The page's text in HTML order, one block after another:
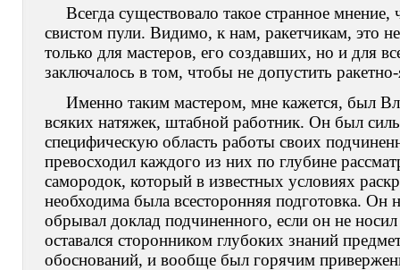
Всегда существовало такое странное
свистом пули. Видимо, к нам, ракетчикам, это
только для мастеров, его создавших, но и для
заключалось в том, чтобы не допустить
Именно таким мастером, мне кажется, был
всяких натяжек, штабной работник. Он был
специфическую область работы своих
превосходил каждого из них по глубине
самородок, который в известных условиях
необходима была всесторонняя подготовка. Он
обрывал доклад подчиненного, если он не
оставался сторонником глубоких знаний
обоснований, и вообще был горячим